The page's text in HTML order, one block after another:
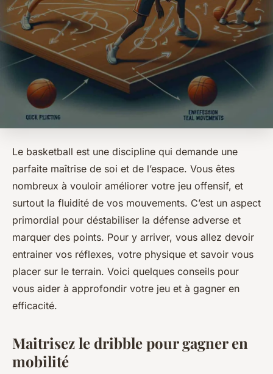
Le basketball est une discipline qui demande une
parfaite maîtrise de soi et de l’espace. Vous êtes
nombreux à vouloir améliorer votre jeu offensif, et
surtout la fluidité de vos mouvements. C’est un aspect
primordial pour déstabiliser la défense adverse et
marquer des points. Pour y arriver, vous allez devoir
entrainer vos réflexes, votre physique et savoir vous
placer sur le terrain. Voici quelques conseils pour
vous aider à approfondir votre jeu et à gagner en
efficacité.
Maitrisez le dribble pour gagner en
mobilité